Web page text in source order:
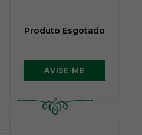
Produto Esgotado
AVISE-ME